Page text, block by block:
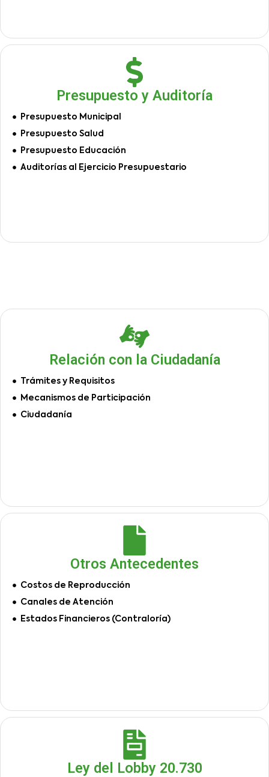
Presupuesto y Auditoría
Presupuesto Municipal
Presupuesto Salud
Presupuesto Educación
Auditorías al Ejercicio Presupuestario
Relación con la Ciudadanía
Trámites y Requisitos
Mecanismos de Participación
Ciudadanía
Otros Antecedentes
Costos de Reproducción
Canales de Atención
Estados Financieros (Contraloría)
Ley del Lobby 20.730